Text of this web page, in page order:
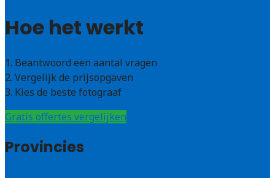
Hoe het werkt
1. Beantwoord een aantal vragen
2. Vergelijk de prijsopgaven
3. Kies de beste fotograaf
Gratis offertes vergelijken
Provincies